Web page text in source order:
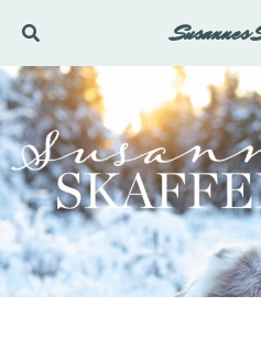
innehåll
Sök Susannes